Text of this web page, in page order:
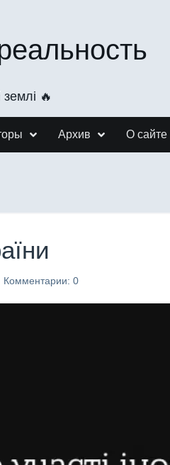
🔥
Архив О сайте
Комментарии: 0